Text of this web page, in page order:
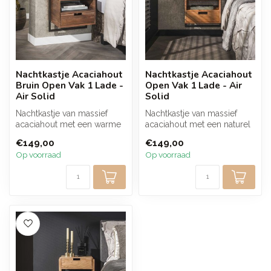
Nachtkastje Acaciahout
Bruin Open Vak 1 Lade -
Air Solid
Nachtkastje van massief
acaciahout met een warme
en p...
€149,00
Op voorraad
Nachtkastje Acaciahout
Open Vak 1 Lade - Air
Solid
Nachtkastje van massief
acaciahout met een naturel
prakti...
€149,00
Op voorraad